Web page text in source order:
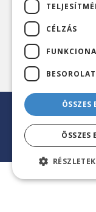
KAPCSOLAT
Levelezési cím:
E-mail:
© 2026
CÉLZÁS
ÖSSZES
ÖSSZES